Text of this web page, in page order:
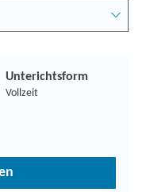
Unterichtsform
Vollzeit